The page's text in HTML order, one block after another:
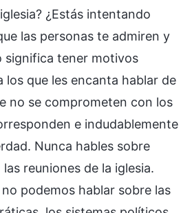
¿Estás intentando
las personas te admiren y
significa tener motivos
los que les encanta hablar de
no se comprometen con los
e indudablemente
Nunca hables sobre
reuniones de la iglesia.
no podemos hablar sobre las